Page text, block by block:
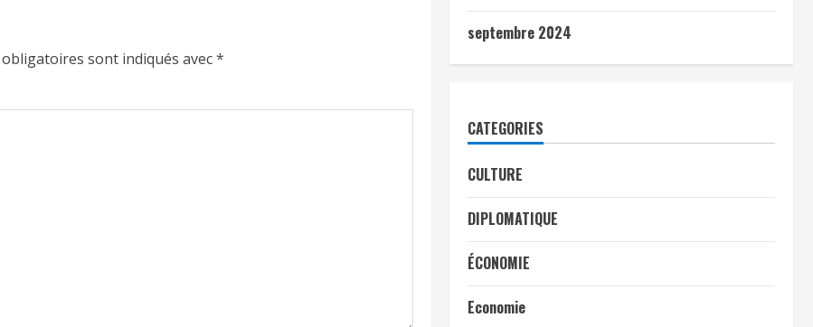
obligatoires sont indiqués avec*
septembre 2024
CATEGORIES
CULTURE
DIPLOMATIQUE
ÉCONOMIE
Economie